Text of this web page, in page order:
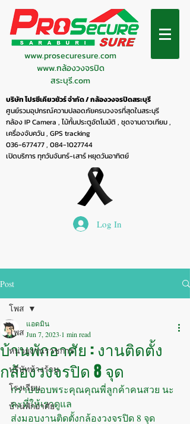
www.prosecuresure.com
www.กล้องวงจรปิด
สระบุรี.com
บริษัท โปรซีเคียวชัวร์ จำกัด / กล้องวงจรปิดสระบุรี
ศูนย์รวมอุปกรณ์ความปลอดภัยครบวงจรที่สุดในสระบุรี
กล้อง IP Camera , ไม้กั้นประตูอัตโมมัติ , ชุดจานดาวเทียม ,
เครื่องจับควัน , GPS tracking
036-677477, 084-1027744
เปิดบริการ ทุกวันจันทร์-เสาร์ หยุดวันอาทิตย์
Log In
Post
โพส
หน่วยงานราชการ
บริษัทห้างร้าน
โรงเรียน
บ้านพักอาศัย
โพส
บ้านพักอาศัย : งานติดตั้ง
กล้องวงจรปิด 8 จุด
แอดมิน
Jun 7, 2023 1 min read
กราบขอบพระคุณคุณพี่ลูกค้าคนสวย นะ
คะที่ให้เราดูแล
ส่งมอบงานติดตั้งกล้องวงจรปิด 8 จุด